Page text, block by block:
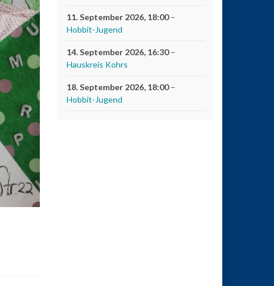
11. September 2026, 18:00–
Hobbit-Jugend
14. September 2026, 16:30–
Hauskreis Kohrs
18. September 2026, 18:00–
Hobbit-Jugend